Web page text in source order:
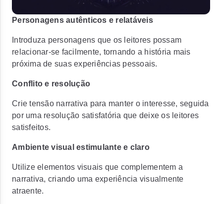
Personagens autênticos e relatáveis
Introduza personagens que os leitores possam
relacionar-se facilmente, tornando a história mais
próxima de suas experiências pessoais.
Conflito e resolução
Crie tensão narrativa para manter o interesse, seguida
por uma resolução satisfatória que deixe os leitores
satisfeitos.
Ambiente visual estimulante e claro
Utilize elementos visuais que complementem a
narrativa, criando uma experiência visualmente
atraente.